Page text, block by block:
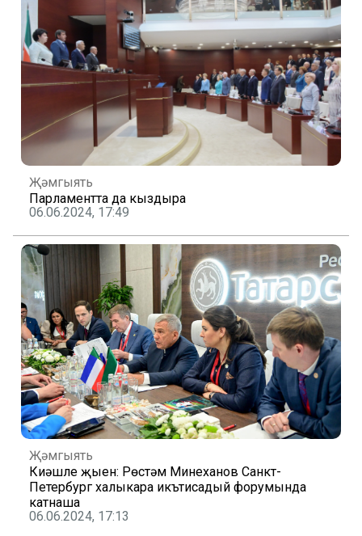
Җәмгыять
Парламентта да кыздыра
06.06.2024, 17:49
Җәмгыять
Киңәшле җыен: Рөстәм Миңнеханов Санкт-
Петербург халыкара икътисадый форумында
катнаша
06.06.2024, 17:13